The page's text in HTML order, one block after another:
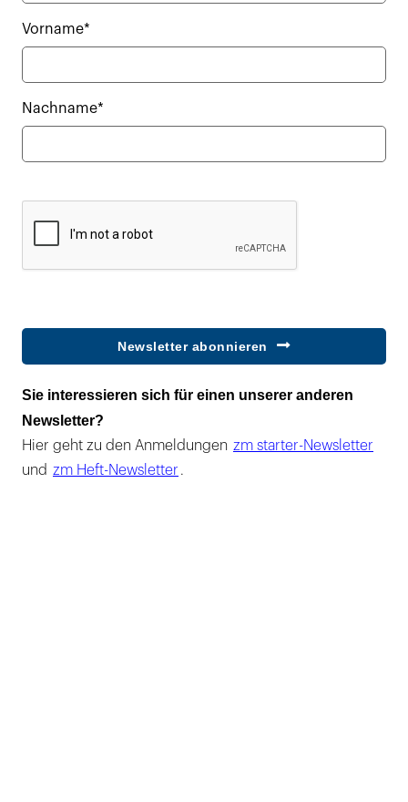
Vorname*
Nachname*
Newsletter abonnieren
Sie interessieren sich für einen unserer anderen
Newsletter?
Hier geht zu den Anmeldungen zm starter-Newsletter
und zm Heft-Newsletter .